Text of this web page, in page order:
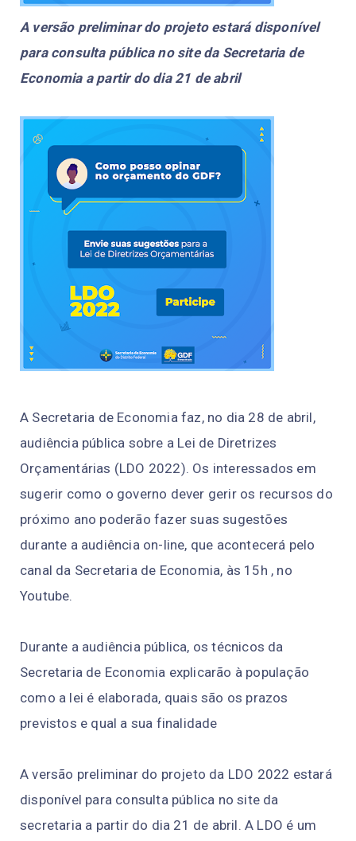
A versão preliminar do projeto estará disponível
para consulta pública no site da Secretaria de
Economia a partir do dia 21 de abril
A Secretaria de Economia faz, no dia 28 de abril,
audiência pública sobre a Lei de Diretrizes
Orçamentárias (LDO 2022). Os interessados em
sugerir como o governo dever gerir os recursos do
próximo ano poderão fazer suas sugestões
durante a audiência on-line, que acontecerá pelo
canal da Secretaria de Economia, às 15h , no
Youtube.
Durante a audiência pública, os técnicos da
Secretaria de Economia explicarão à população
como a lei é elaborada, quais são os prazos
previstos e qual a sua finalidade
A versão preliminar do projeto da LDO 2022 estará
disponível para consulta pública no site da
secretaria a partir do dia 21 de abril. A LDO é um